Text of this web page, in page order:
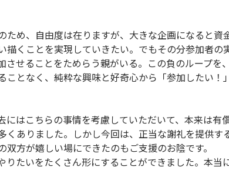
ため、自由度は在りますが、大きな企画になると資
描くことを実現していきたい。でもその分参加者
させることをためらう親がいる。この負のループを
ことなく、純粋な興味と好奇心から「参加したい
にはこちらの事情を考慮していただいて、本来は有
くありました。しかし今回は、正当な謝礼を提供
方が嬉しい場にできたのもご支援のお陰です。
たいをたくさん形にすることができました。本当